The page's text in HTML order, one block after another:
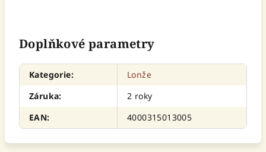
Doplňkové parametry
Kategorie:
Lonže
Záruka:
2 roky
EAN: 4000315013005